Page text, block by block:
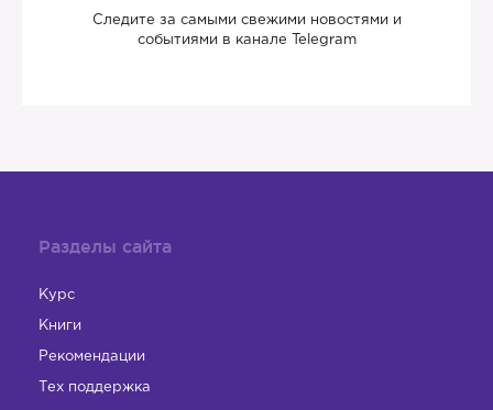
Следите за самыми свежими новостями и
событиями в канале Telegram
Разделы сайта
Курс
Книги
Рекомендации
Тех поддержка